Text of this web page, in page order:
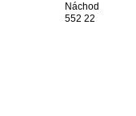
Náchod
552 22